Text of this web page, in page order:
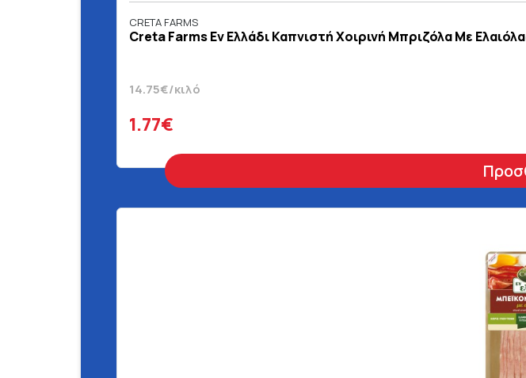
CRETA FARMS
Creta Farms Εν Ελλάδι Καπνιστή Χοιρινή Μπριζόλα Με
14.75€/κιλό
1.77€